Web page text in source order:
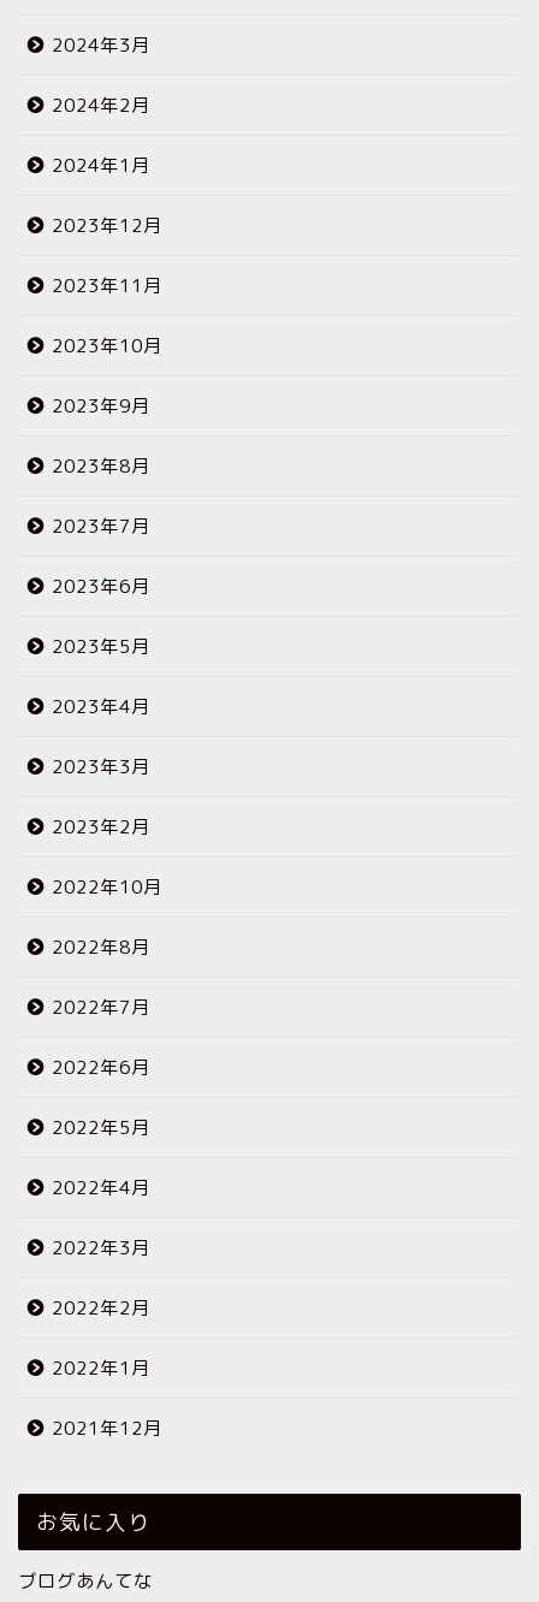
2024年3月
2024年2月
2024年1月
2023年12月
2023年11月
2023年10月
2023年9月
2023年8月
2023年7月
2023年6月
2023年5月
2023年4月
2023年3月
2023年2月
2022年10月
2022年8月
2022年7月
2022年6月
2022年5月
2022年4月
2022年3月
2022年2月
2022年1月
2021年12月
お気に入り
ブログあんてな